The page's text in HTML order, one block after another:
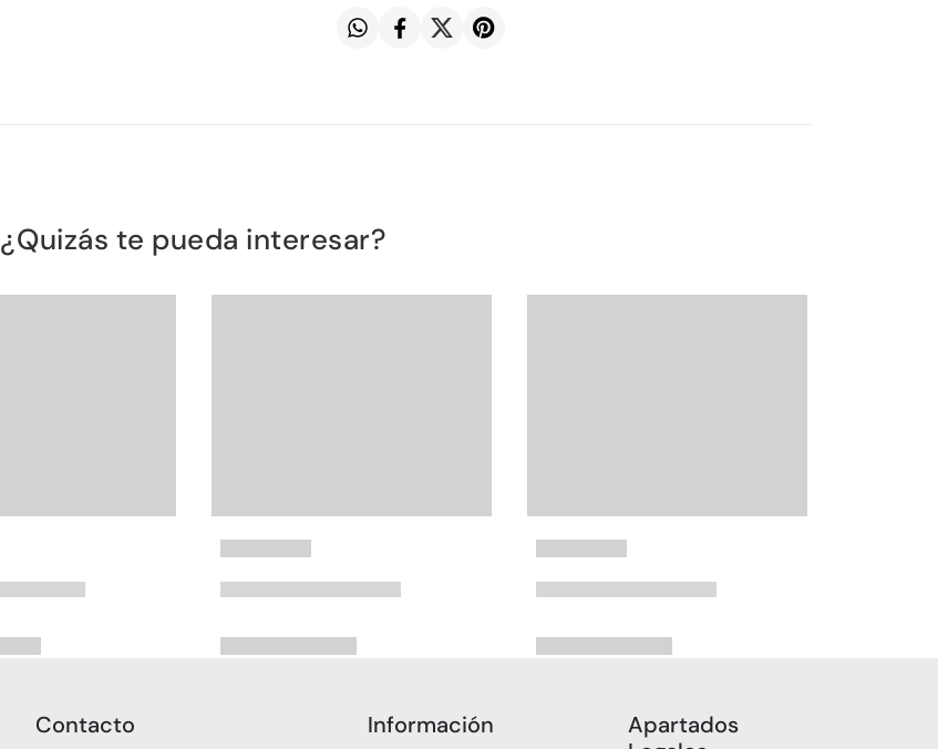
¿Quizás te pueda interesar?
Contacto Información
Apartados